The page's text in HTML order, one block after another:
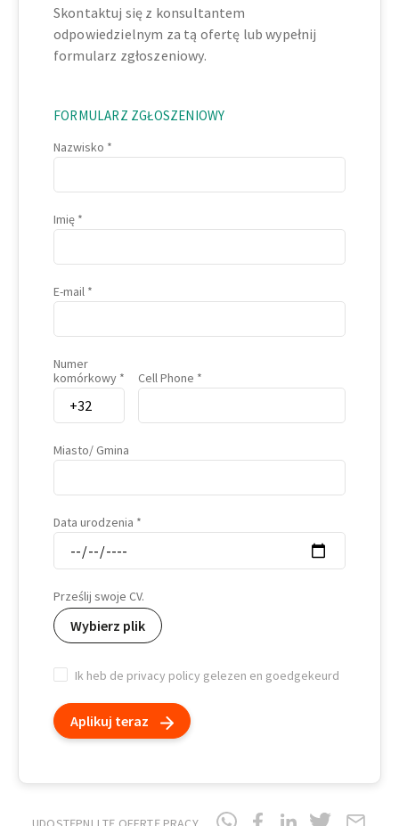
Skontaktuj się z konsultantem
odpowiedzielnym za tą ofertę lub wypełnij
formularz zgłoszeniowy.
FORMULARZ ZGŁOSZENIOWY
Nazwisko
Imię
E-mail
Numer
komórkowy
Cell Phone
Miasto/ Gmina
Data urodzenia
Prześlij swoje CV.
Wybierz plik
Ik heb de privacy policy gelezen en goedgekeurd
Aplikuj teraz